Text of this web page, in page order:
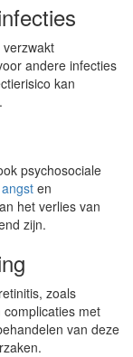
andere infecties
kan
psychosociale
angst en
het verlies van
zijn.
zoals
met
van deze